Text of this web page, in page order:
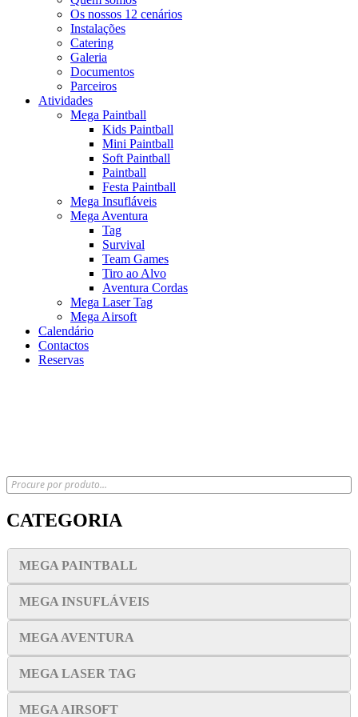
Os nossos 12 cenários
Instalações
Catering
Galeria
Documentos
Parceiros
Atividades
Mega Paintball
Kids Paintball
Mini Paintball
Soft Paintball
Paintball
Festa Paintball
Mega Insufláveis
Mega Aventura
Tag
Survival
Team Games
Tiro ao Alvo
Aventura Cordas
Mega Laser Tag
Mega Airsoft
Calendário
Contactos
Reservas
CATEGORIA
MEGA PAINTBALL
MEGA INSUFLÁVEIS
MEGA AVENTURA
MEGA LASER TAG
MEGA AIRSOFT